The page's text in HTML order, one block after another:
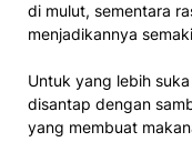
di mulut, sementara
menjadikannya
Untuk yang lebih
disantap dengan
yang membuat